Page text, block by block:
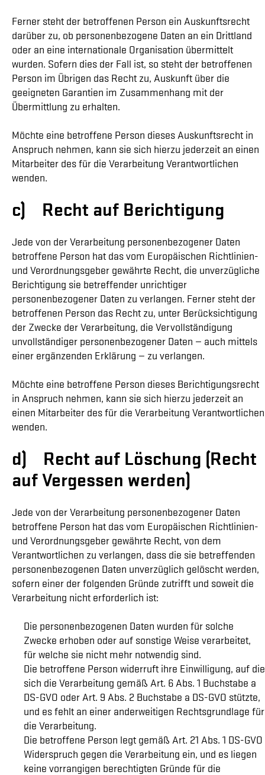
Ferner steht der betroffenen Person ein Auskunftsrecht
darüber zu, ob personenbezogene Daten an ein Drittland
oder an eine internationale Organisation übermittelt
wurden. Sofern dies der Fall ist, so steht der betroffenen
Person im Übrigen das Recht zu, Auskunft über die
geeigneten Garantien im Zusammenhang mit der
Übermittlung zu erhalten.
Möchte eine betroffene Person dieses Auskunftsrecht in
Anspruch nehmen, kann sie sich hierzu jederzeit an einen
Mitarbeiter des für die Verarbeitung Verantwortlichen
wenden.
c) Recht auf Berichtigung
Jede von der Verarbeitung personenbezogener Daten
betroffene Person hat das vom Europäischen Richtlinien-
und Verordnungsgeber gewährte Recht, die unverzügliche
Berichtigung sie betreffender unrichtiger
personenbezogener Daten zu verlangen. Ferner steht der
betroffenen Person das Recht zu, unter Berücksichtigung
der Zwecke der Verarbeitung, die Vervollständigung
unvollständiger personenbezogener Daten — auch mittels
einer ergänzenden Erklärung — zu verlangen.
Möchte eine betroffene Person dieses Berichtigungsrecht
in Anspruch nehmen, kann sie sich hierzu jederzeit an
einen Mitarbeiter des für die Verarbeitung Verantwortlichen
wenden.
d) Recht auf Löschung (Recht
auf Vergessen werden)
Jede von der Verarbeitung personenbezogener Daten
betroffene Person hat das vom Europäischen Richtlinien-
und Verordnungsgeber gewährte Recht, von dem
Verantwortlichen zu verlangen, dass die sie betreffenden
personenbezogenen Daten unverzüglich gelöscht werden,
sofern einer der folgenden Gründe zutrifft und soweit die
Verarbeitung nicht erforderlich ist:
Die personenbezogenen Daten wurden für solche
Zwecke erhoben oder auf sonstige Weise verarbeitet,
für welche sie nicht mehr notwendig sind.
Die betroffene Person widerruft ihre Einwilligung, auf die
sich die Verarbeitung gemäß Art. 6 Abs. 1 Buchstabe a
DS-GVO oder Art. 9 Abs. 2 Buchstabe a DS-GVO stützte,
und es fehlt an einer anderweitigen Rechtsgrundlage für
die Verarbeitung.
Die betroffene Person legt gemäß Art. 21 Abs. 1 DS-GVO
Widerspruch gegen die Verarbeitung ein, und es liegen
keine vorrangigen berechtigten Gründe für die